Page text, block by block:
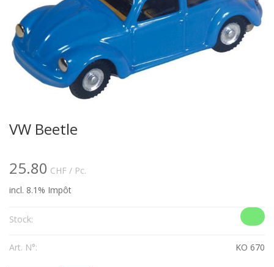
VW Beetle
25.80 CHF / Pc.
incl. 8.1% Impôt
Stock:
Art. N°: KO 670